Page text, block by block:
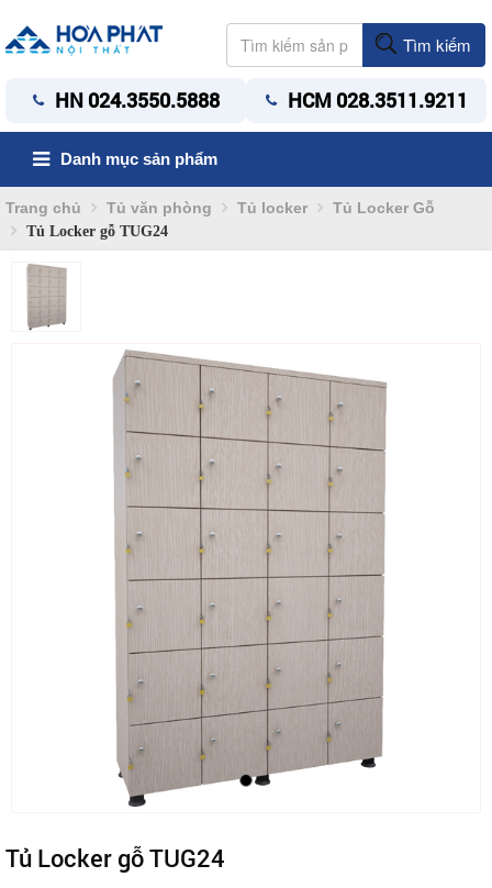
Tìm kiếm
HN 024.3550.5888 HCM 028.3511.9211
Danh mục sản phẩm
Trang chủ Tủ văn phòng Tủ locker Tủ Locker Gỗ
Tủ Locker gỗ TUG24
Tủ Locker gỗ TUG24